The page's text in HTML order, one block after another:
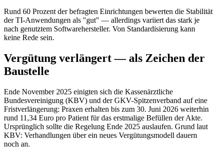
Rund 60 Prozent der befragten Einrichtungen bewerten die Stabilität
der TI-Anwendungen als "gut" — allerdings variiert das stark je
nach genutztem Softwarehersteller. Von Standardisierung kann
keine Rede sein.
Vergütung verlängert — als Zeichen der
Baustelle
Ende November 2025 einigten sich die Kassenärztliche
Bundesvereinigung (KBV) und der GKV-Spitzenverband auf eine
Fristverlängerung: Praxen erhalten bis zum 30. Juni 2026 weiterhin
rund 11,34 Euro pro Patient für das erstmalige Befüllen der Akte.
Ursprünglich sollte die Regelung Ende 2025 auslaufen. Grund laut
KBV: Verhandlungen über ein neues Vergütungsmodell dauern
noch an.